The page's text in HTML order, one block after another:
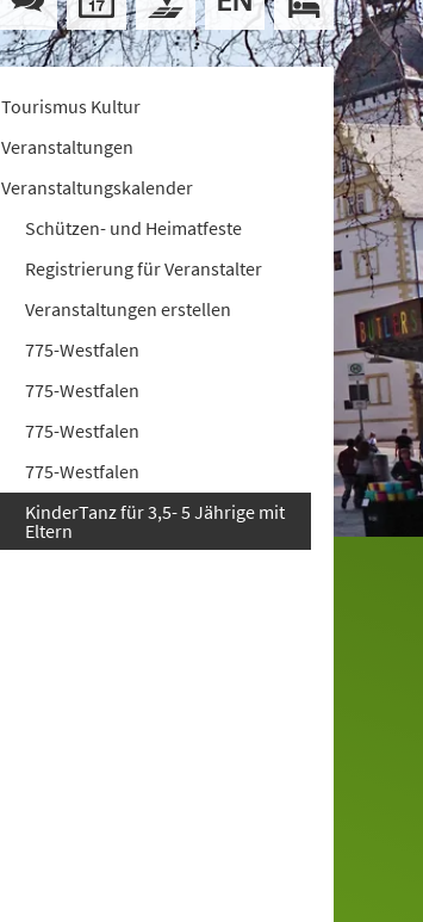
Tourismus Kultur
Veranstaltungen
Veranstaltungskalender
Schützen- und Heimatfeste
Registrierung für Veranstalter
Veranstaltungen erstellen
775-Westfalen
775-Westfalen
775-Westfalen
775-Westfalen
KinderTanz für 3,5- 5 Jährige mit
Eltern